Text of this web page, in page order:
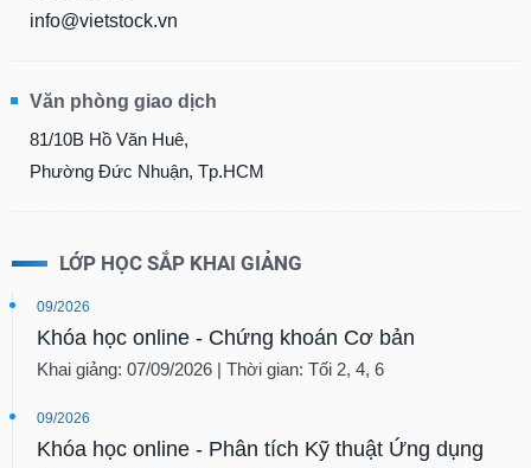
info@vietstock.vn
Văn phòng giao dịch
81/10B Hồ Văn Huê,
Phường Đức Nhuận, Tp.HCM
LỚP HỌC SẮP KHAI GIẢNG
09/2026
Khóa học online - Chứng khoán Cơ bản
Khai giảng: 07/09/2026 | Thời gian: Tối 2, 4, 6
09/2026
Khóa học online - Phân tích Kỹ thuật Ứng dụng